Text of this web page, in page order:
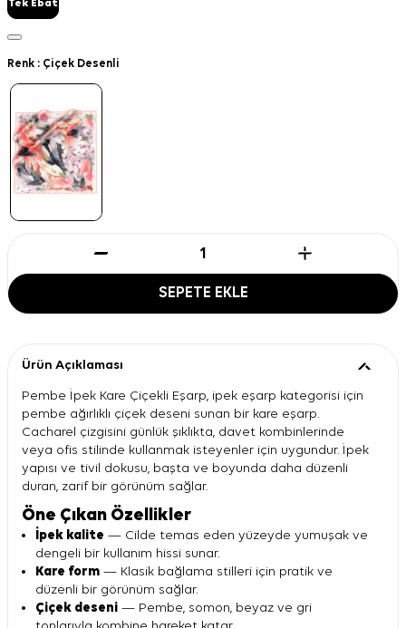
Tek Ebat
Renk : Çiçek Desenli
SEPETE EKLE
Ürün Açıklaması
Pembe İpek Kare Çiçekli Eşarp, ipek eşarp kategorisi için
pembe ağırlıklı çiçek deseni sunan bir kare eşarp.
Cacharel çizgisini günlük şıklıkta, davet kombinlerinde
veya ofis stilinde kullanmak isteyenler için uygundur. İpek
yapısı ve tivil dokusu, başta ve boyunda daha düzenli
duran, zarif bir görünüm sağlar.
Öne Çıkan Özellikler
İpek kalite — Cilde temas eden yüzeyde yumuşak ve
dengeli bir kullanım hissi sunar.
Kare form — Klasik bağlama stilleri için pratik ve
düzenli bir görünüm sağlar.
Çiçek deseni — Pembe, somon, beyaz ve gri